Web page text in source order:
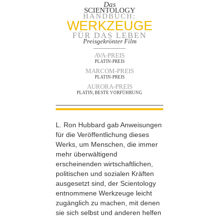
Das
SCIENTOLOGY
HANDBUCH:
WERKZEUGE
FÜR DAS LEBEN
Preisgekrönter Film
AVA-PREIS
PLATIN-PREIS
MARCOM-PREIS
PLATIN-PREIS
AURORA-PREIS
PLATIN, BESTE VORFÜHRUNG
L. Ron Hubbard gab Anweisungen
für die Veröffentlichung dieses
Werks, um Menschen, die immer
mehr überwältigend
erscheinenden wirtschaftlichen,
politischen und sozialen Kräften
ausgesetzt sind, der Scientology
entnommene Werkzeuge leicht
zugänglich zu machen, mit denen
sie sich selbst und anderen helfen